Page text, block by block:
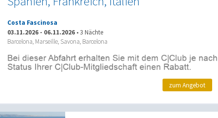
Costa Fascinosa
03.11.2026 - 06.11.2026 • 3 Nächte
Barcelona, Marseille, Savona, Barcelona
zum Angebot